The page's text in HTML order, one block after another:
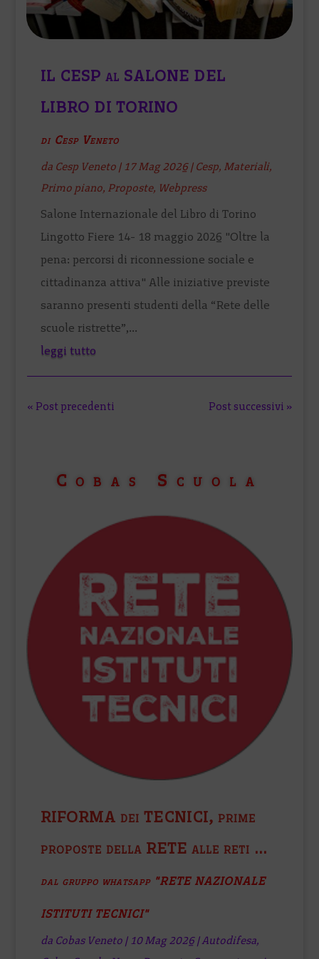
IL CESP al SALONE DEL
LIBRO DI TORINO
di Cesp Veneto
da Cesp Veneto | 17 Mag 2026| Cesp, Materiali,
Primo piano, Proposte, Webpress
Salone Internazionale del Libro di Torino
Lingotto Fiere 14- 18 maggio 2026 "Oltre la
pena: percorsi di riconnessione sociale e
cittadinanza attiva" Alle iniziative previste
saranno presenti studenti della “Rete delle
scuole ristrette”,...
leggi tutto
« Post precedenti Post successivi »
Cobas Scuola
RIFORMA dei TECNICI, prime
proposte della RETE alle reti …
dal gruppo whatsapp "RETE NAZIONALE
ISTITUTI TECNICI"
da Cobas Veneto | 10 Mag 2026|Autodifesa,